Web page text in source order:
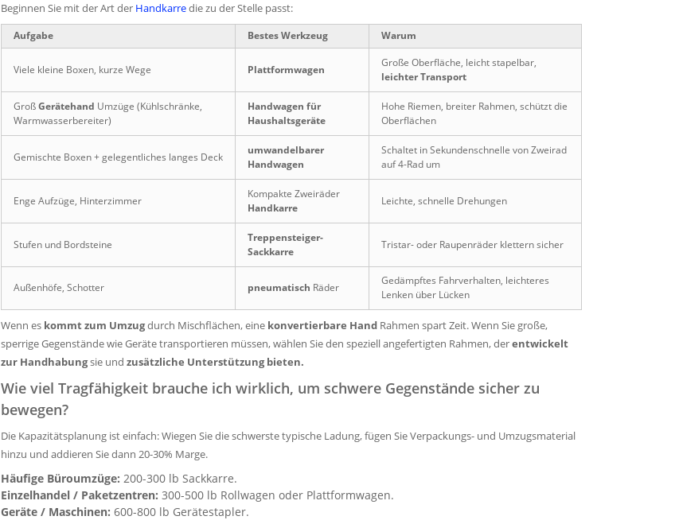
Beginnen Sie mit der Art der Handkarredie zu der Stelle passt:
Aufgabe Bestes Werkzeug Warum
Viele kleine Boxen, kurze Wege Plattformwagen
Große Oberfläche, leicht stapelbar,
leichter Transport
GroßGerätehand Umzüge (Kühlschränke,
Warmwasserbereiter)
Handwagen für
Haushaltsgeräte
Hohe Riemen, breiter Rahmen, schützt die
Oberflächen
Gemischte Boxen + gelegentliches langes Deck
umwandelbarer
Handwagen
Schaltet in Sekundenschnelle von Zweirad
auf 4-Rad um
Enge Aufzüge, Hinterzimmer
Kompakte Zweiräder
Handkarre
Leichte, schnelle Drehungen
Stufen und Bordsteine
Treppensteiger-
Sackkarre
Tristar- oder Raupenräder klettern sicher
Außenhöfe, Schotter pneumatisch Räder
Gedämpftes Fahrverhalten, leichteres
Lenken über Lücken
Wenn es kommt zum Umzugdurch Mischflächen, eine konvertierbare Hand Rahmen spart Zeit. Wenn Sie große,
sperrige Gegenstände wie Geräte transportieren müssen, wählen Sie den speziell angefertigten Rahmen, derentwickelt
zur Handhabungsie und zusätzliche Unterstützung bieten.
Wie viel Tragfähigkeit brauche ich wirklich, um schwere Gegenstände sicher zu
bewegen?
Die Kapazitätsplanung ist einfach: Wiegen Sie die schwerste typische Ladung, fügen Sie Verpackungs- und Umzugsmaterial
hinzu und addieren Sie dann 20-30% Marge.
Häufige Büroumzüge: 200-300 lb Sackkarre.
Einzelhandel / Paketzentren: 300-500 lb Rollwagen oder Plattformwagen.
Geräte / Maschinen: 600-800 lb Gerätestapler.